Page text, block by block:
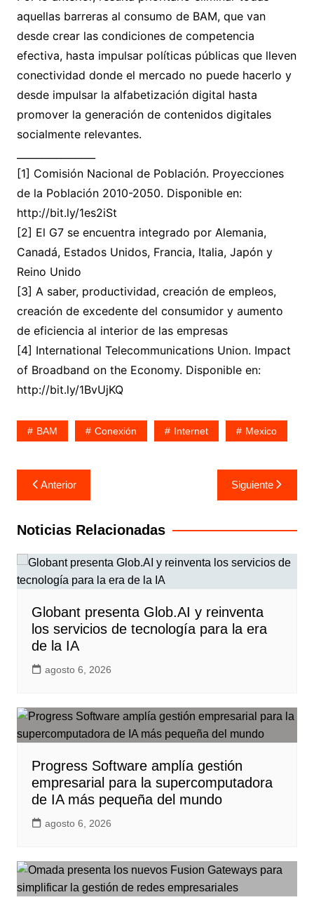
aquellas barreras al consumo de BAM, que van
desde crear las condiciones de competencia
efectiva, hasta impulsar políticas públicas que lleven
conectividad donde el mercado no puede hacerlo y
desde impulsar la alfabetización digital hasta
promover la generación de contenidos digitales
socialmente relevantes.
[1] Comisión Nacional de Población. Proyecciones
de la Población 2010-2050. Disponible en:
http://bit.ly/1es2iSt
[2] El G7 se encuentra integrado por Alemania,
Canadá, Estados Unidos, Francia, Italia, Japón y
Reino Unido
[3] A saber, productividad, creación de empleos,
creación de excedente del consumidor y aumento
de eficiencia al interior de las empresas
[4] International Telecommunications Union. Impact
of Broadband on the Economy. Disponible en:
http://bit.ly/1BvUjKQ
BAM Conexión Internet Mexico
Navegación
de
entradas
Anterior Siguiente
Noticias Relacionadas
Globant presenta Glob.AI y reinventa
los servicios de tecnología para la era
de la IA
agosto 6, 2026
Progress Software amplía gestión
empresarial para la supercomputadora
de IA más pequeña del mundo
agosto 6, 2026